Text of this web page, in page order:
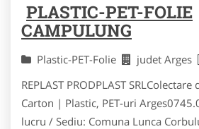
PLASTIC-PET-FOLIE
CAMPULUNG
Plastic-PET-Folie judet Arges
REPLAST PRODPLAST
Carton | Plastic, PET-uri
lucru / Sediu: Comuna Lunca